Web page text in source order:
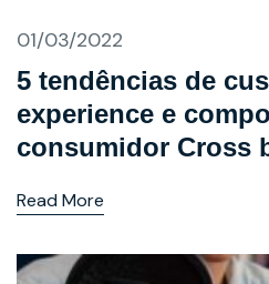
01/03/2022
5 tendências de
experience e
consumidor Cross
Read More